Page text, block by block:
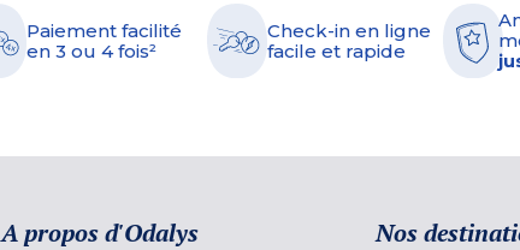
Paiement facilité
en 3 ou 4 fois²
Check-in en ligne
facile et rapide
A propos d'Odalys Nos